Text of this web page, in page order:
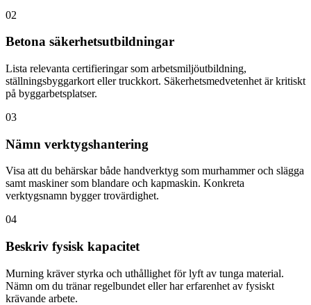
02
Betona säkerhetsutbildningar
Lista relevanta certifieringar som arbetsmiljöutbildning,
ställningsbyggarkort eller truckkort. Säkerhetsmedvetenhet är kritiskt
på byggarbetsplatser.
03
Nämn verktygshantering
Visa att du behärskar både handverktyg som murhammer och slägga
samt maskiner som blandarе och kapmaskin. Konkreta
verktygsnamn bygger trovärdighet.
04
Beskriv fysisk kapacitet
Murning kräver styrka och uthållighet för lyft av tunga material.
Nämn om du tränar regelbundet eller har erfarenhet av fysiskt
krävande arbete.